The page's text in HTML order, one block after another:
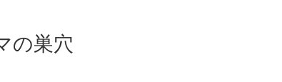
の巣穴